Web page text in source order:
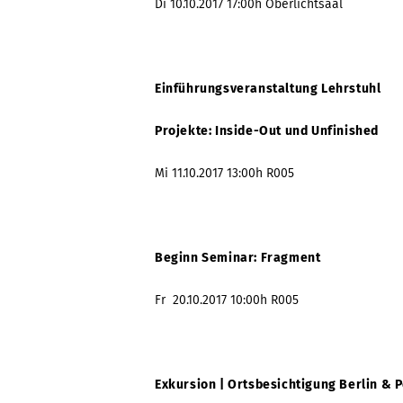
Di 10.10.2017 17:00h Oberlichtsaal
Einführungsveranstaltung Lehrstuhl
Projekte: Inside-Out und Unfinished
Mi 11.10.2017 13:00h R005
Beginn Seminar: Fragment
Fr 20.10.2017 10:00h R005
Exkursion | Ortsbesichtigung Berlin &